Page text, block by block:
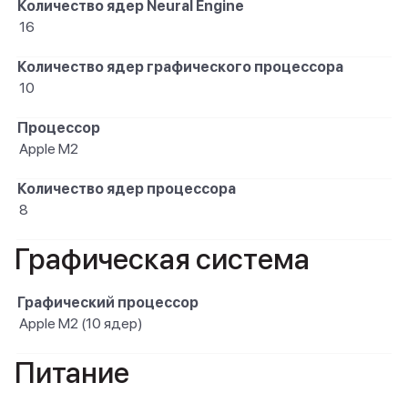
Количество ядер Neural Engine
16
Количество ядер графического процессора
10
Процессор
Apple M2
Количество ядер процессора
8
Графическая система
Графический процессор
Apple M2 (10 ядер)
Питание